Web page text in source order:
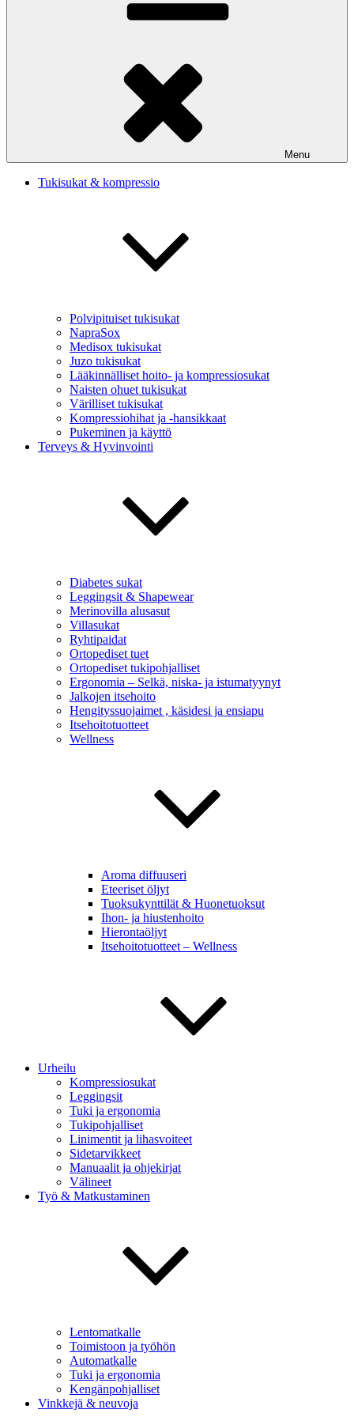
Menu
Tukisukat & kompressio
Polvipituiset tukisukat
NapraSox
Medisox tukisukat
Juzo tukisukat
Lääkinnälliset hoito- ja kompressiosukat
Naisten ohuet tukisukat
Värilliset tukisukat
Kompressiohihat ja -hansikkaat
Pukeminen ja käyttö
Terveys & Hyvinvointi
Diabetes sukat
Leggingsit & Shapewear
Merinovilla alusasut
Villasukat
Ryhtipaidat
Ortopediset tuet
Ortopediset tukipohjalliset
Ergonomia – Selkä, niska- ja istumatyynyt
Jalkojen itsehoito
Hengityssuojaimet , käsidesi ja ensiapu
Itsehoitotuotteet
Wellness
Aroma diffuuseri
Eteeriset öljyt
Tuoksukynttilät & Huonetuoksut
Ihon- ja hiustenhoito
Hierontaöljyt
Itsehoitotuotteet – Wellness
Urheilu
Kompressiosukat
Leggingsit
Tuki ja ergonomia
Tukipohjalliset
Linimentit ja lihasvoiteet
Sidetarvikkeet
Manuaalit ja ohjekirjat
Välineet
Työ & Matkustaminen
Lentomatkalle
Toimistoon ja työhön
Automatkalle
Tuki ja ergonomia
Kengänpohjalliset
Vinkkejä & neuvoja